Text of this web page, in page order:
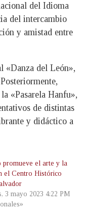
del Idioma
del intercambio
y amistad entre
«Danza del León»,
«Pasarela Hanfu»,
de distintas
y didáctico a
promueve el arte y la
el Centro Histórico
3 mayo 2023 4:22 PM